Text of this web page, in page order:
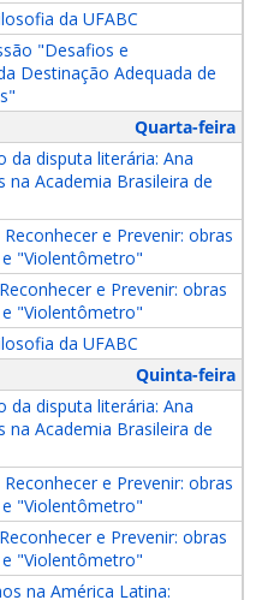
da UFABC
"Desafios e
Destinação Adequada de
Quarta-feira
da disputa literária: Ana
na Academia Brasileira de
Reconhecer e Prevenir: obras
"Violentômetro"
e Prevenir: obras
"Violentômetro"
da UFABC
Quinta-feira
da disputa literária: Ana
na Academia Brasileira de
Reconhecer e Prevenir: obras
"Violentômetro"
e Prevenir: obras
"Violentômetro"
na América Latina: